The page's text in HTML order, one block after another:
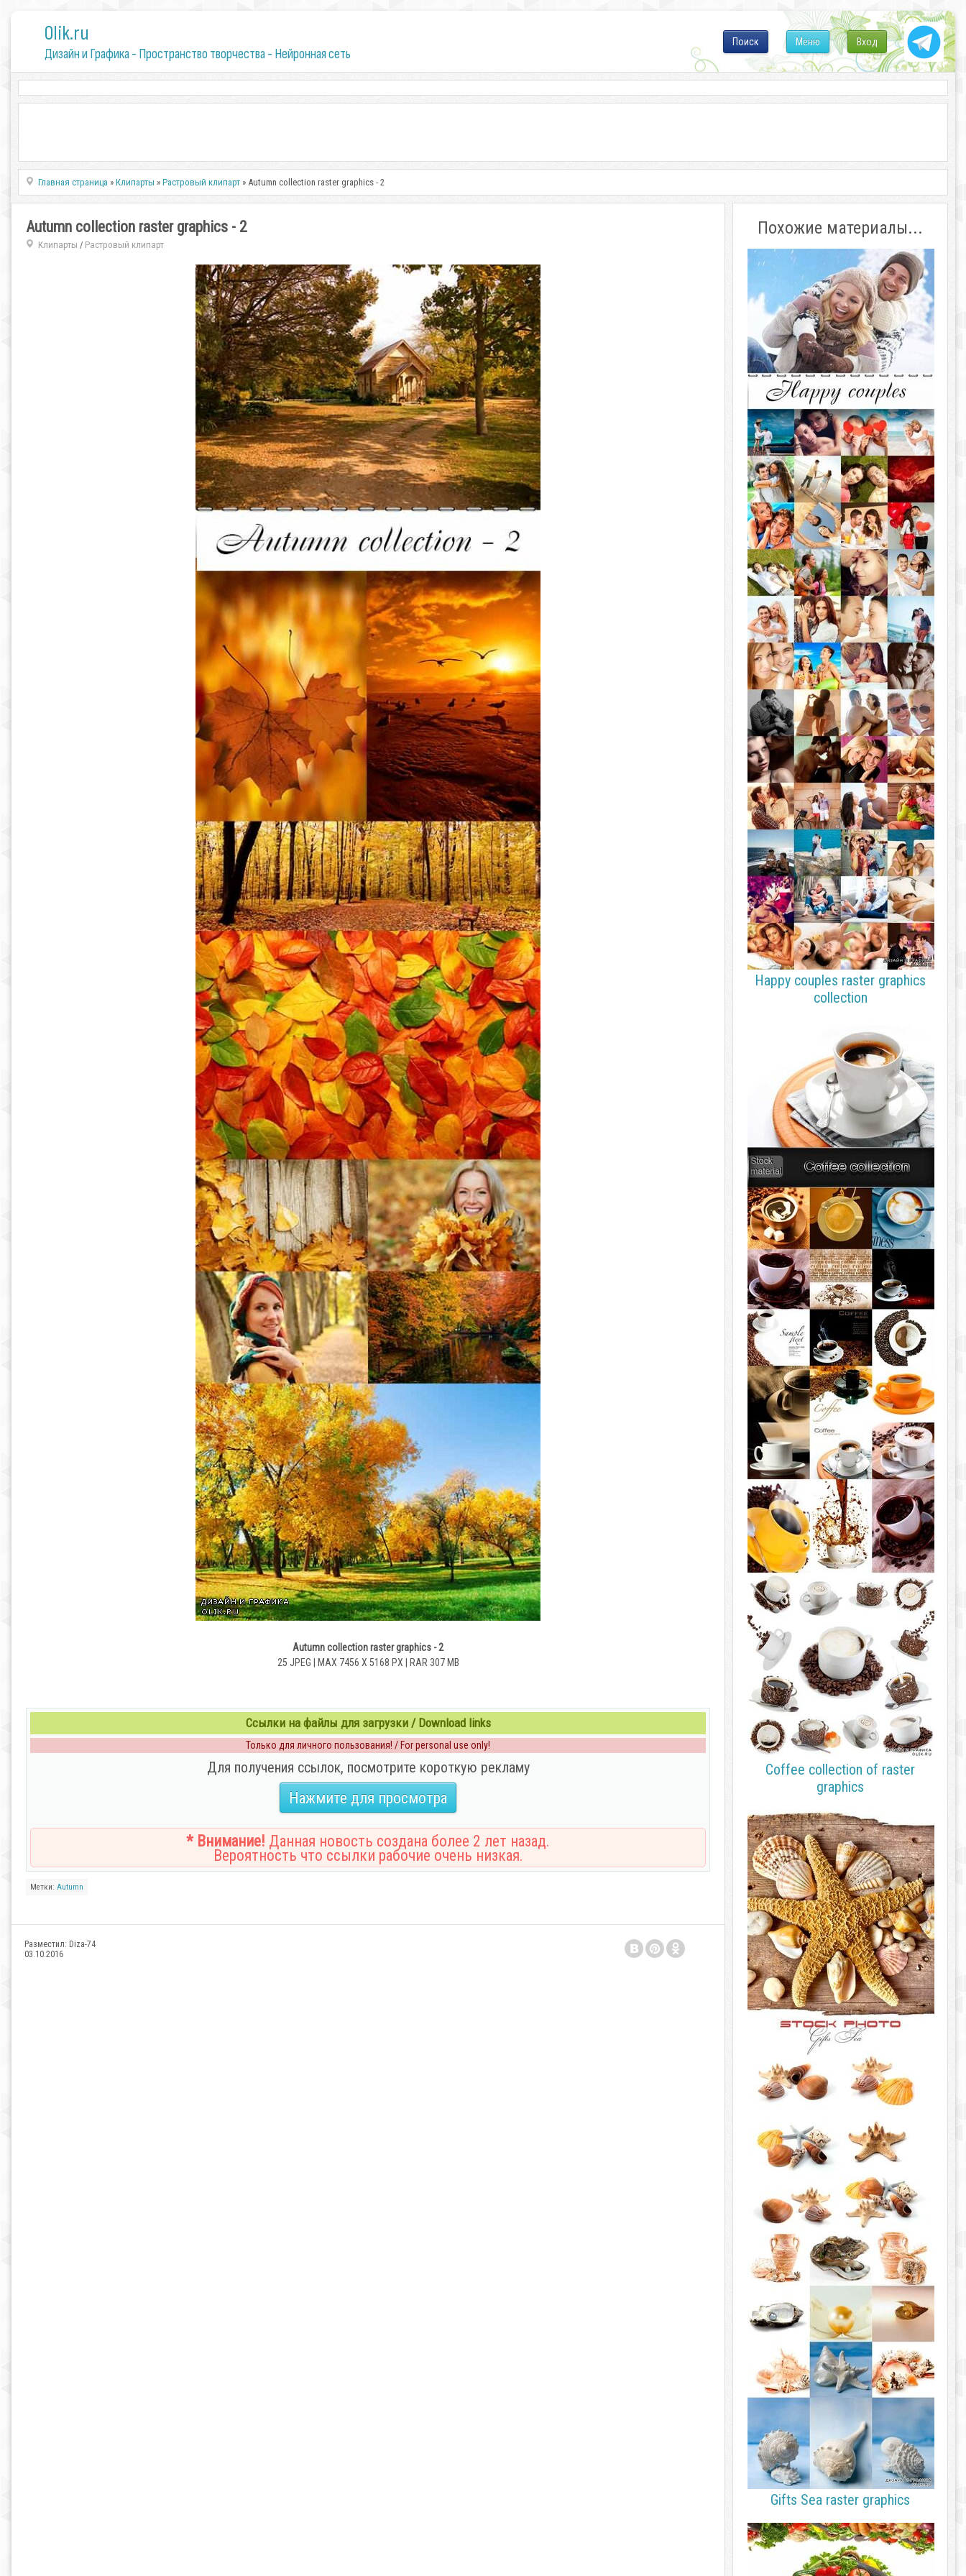
0lik.ru
Дизайн и Графика - Пространство творчества - Нейронная сеть
Вход
Меню
Поиск
Главная страница »Клипарты »Растровый клипарт » Autumn collection raster graphics - 2
Autumn collection raster graphics - 2
Клипарты / Растровый клипарт
Autumn collection raster graphics - 2
25 JPEG | MAX 7456 X 5168 PX | RAR 307 MB
Ссылки на файлы для загрузки / Download links
Только для личного пользования! / For personal use only!
Для получения ссылок, посмотрите короткую рекламу
Нажмите для просмотра
* Внимание! Данная новость создана более 2 лет назад.
Вероятность что ссылки рабочие очень низкая.
Метки: Autumn
Разместил: Diza-74
03.10.2016
Похожие материалы...
Happy couples raster graphics
collection
Coffee collection of raster
graphics
Gifts Sea raster graphics